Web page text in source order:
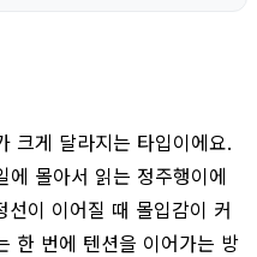
크게 달라지는 타입이에요.
에 몰아서 읽는 정주행이에
이 이어질 때 몰입감이 커
한 번에 텐션을 이어가는 방